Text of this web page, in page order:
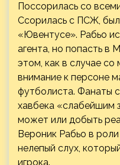
Поссорилась со
Ссорилась с ПСЖ,
«Ювентусе». Рабьо
агента, но попасть в
этом, как в случае со
внимание к персоне
футболиста. Фанаты
хавбека «слабейшим
может или добыть
Вероник Рабьо в
нелепый слух,
игрока.